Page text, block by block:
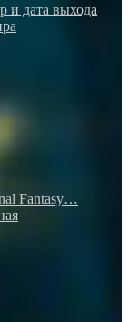
и дата выхода
Fantasy…